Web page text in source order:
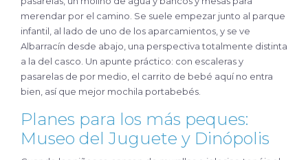
merendar por el camino. Se suele empezar junto al parque
infantil, al lado de uno de los aparcamientos, y se ve
Albarracín desde abajo, una perspectiva totalmente distinta
a la del casco. Un apunte práctico: con escaleras y
pasarelas de por medio, el carrito de bebé aquí no entra
bien, así que mejor mochila portabebés.
Planes para los más peques:
Museo del Juguete y Dinópolis